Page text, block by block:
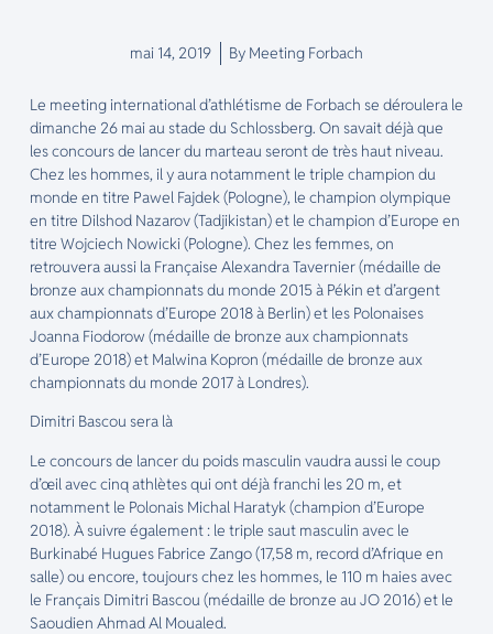
mai 14, 2019 By Meeting Forbach
Le meeting international d’athlétisme de Forbach se déroulera le
dimanche 26 mai au stade du Schlossberg. On savait déjà que
les concours de lancer du marteau seront de très haut niveau.
Chez les hommes, il y aura notamment le triple champion du
monde en titre Pawel Fajdek (Pologne), le champion olympique
en titre Dilshod Nazarov (Tadjikistan) et le champion d’Europe en
titre Wojciech Nowicki (Pologne). Chez les femmes, on
retrouvera aussi la Française Alexandra Tavernier (médaille de
bronze aux championnats du monde 2015 à Pékin et d’argent
aux championnats d’Europe 2018 à Berlin) et les Polonaises
Joanna Fiodorow (médaille de bronze aux championnats
d’Europe 2018) et Malwina Kopron (médaille de bronze aux
championnats du monde 2017 à Londres).
Dimitri Bascou sera là
Le concours de lancer du poids masculin vaudra aussi le coup
d’œil avec cinq athlètes qui ont déjà franchi les 20 m, et
notamment le Polonais Michal Haratyk (champion d’Europe
2018). À suivre également : le triple saut masculin avec le
Burkinabé Hugues Fabrice Zango (17,58 m, record d’Afrique en
salle) ou encore, toujours chez les hommes, le 110 m haies avec
le Français Dimitri Bascou (médaille de bronze au JO 2016) et le
Saoudien Ahmad Al Moualed.